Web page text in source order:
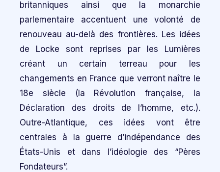
britanniques ainsi que la monarchie
parlementaire accentuent une volonté de
renouveau au-delà des frontières. Les idées
de Locke sont reprises par les Lumières
créant un certain terreau pour les
changements en France que verront naître le
18e siècle (la Révolution française, la
Déclaration des droits de l’homme, etc.).
Outre-Atlantique, ces idées vont être
centrales à la guerre d’indépendance des
États-Unis et dans l’idéologie des “Pères
Fondateurs”.